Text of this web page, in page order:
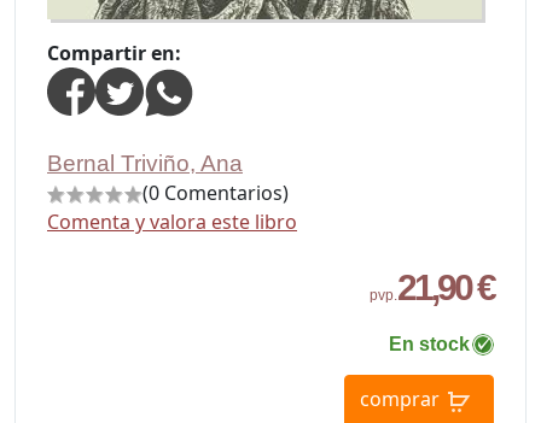
Compartir en:
Bernal Triviño, Ana
(0 Comentarios)
Comenta y valora este libro
pvp.21,90 €
En stock
comprar